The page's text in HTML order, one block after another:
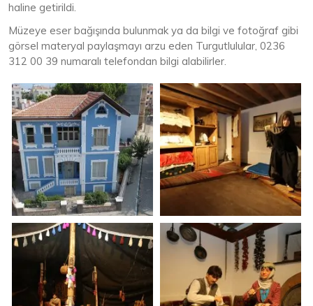
haline getirildi.
Müzeye eser bağışında bulunmak ya da bilgi ve fotoğraf gibi
görsel materyal paylaşmayı arzu eden Turgutlulular, 0236
312 00 39 numaralı telefondan bilgi alabilirler.